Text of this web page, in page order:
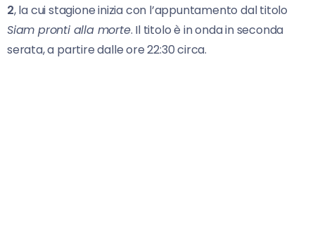
2, la cui stagione inizia con l’appuntamento dal titolo
Siam pronti alla morte. Il titolo è in onda in seconda
serata, a partire dalle ore 22:30 circa.